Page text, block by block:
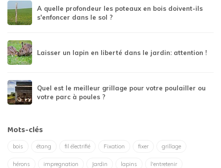
A quelle profondeur les poteaux en bois doivent-ils
s'enfoncer dans le sol ?
Laisser un lapin en liberté dans le jardin: attention !
Quel est le meilleur grillage pour votre poulailler ou
votre parc à poules ?
Mots-clés
bois étang fil électrifié Fixation fixer grillage
hérons impregnation Jardin lapins l'entretenir